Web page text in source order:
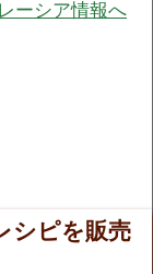
シピを販売